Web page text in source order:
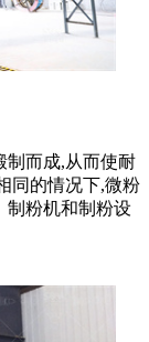
制而成,从而使耐
同的情况下,微粉
制粉机和制粉设